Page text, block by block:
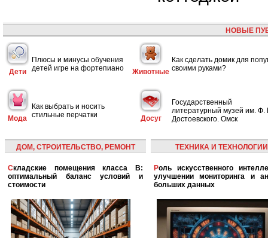
НОВЫЕ
Дети
Плюсы и минусы обучения
детей игре на фортепиано
Животные
Как сделать домик для
своими руками?
Мода
Как выбрать и носить
стильные перчатки
Досуг
Государственный
литературный музей им. Ф.
Достоевского. Омск
ДОМ, СТРОИТЕЛЬСТВО, РЕМОНТ
Складские помещения класса B:
оптимальный баланс условий и
стоимости
ТЕХНИКА И ТЕХНОЛОГИИ
Роль искусственного интеллекта в
улучшении мониторинга и
больших данных